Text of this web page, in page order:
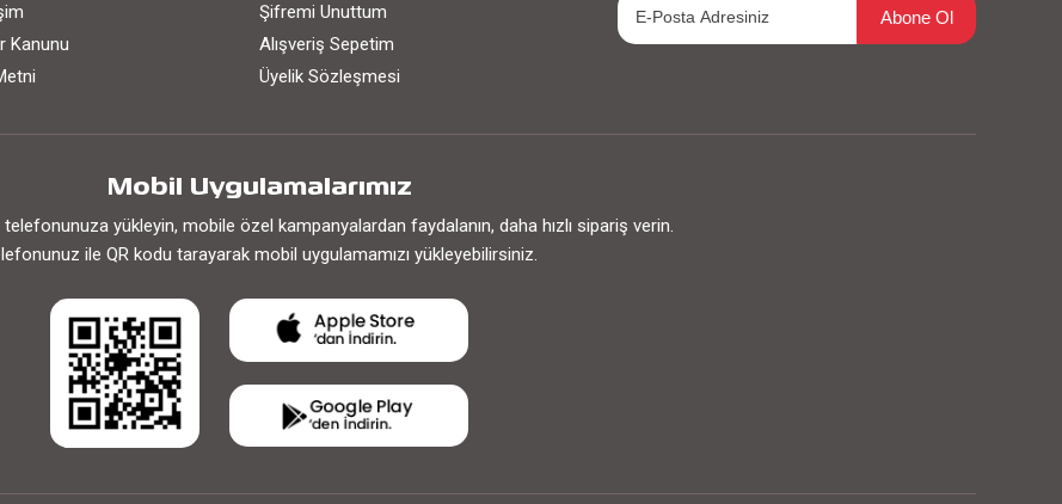
Kanunu
Şifremi Unuttum
Alışveriş Sepetim
Üyelik Sözleşmesi
Abone Ol
Mobil Uygulamalarımız
telefonunuza yükleyin, mobile özel kampanyalardan faydalanın, daha hızlı sipariş verin.
ile QR kodu tarayarak mobil uygulamamızı yükleyebilirsiniz.